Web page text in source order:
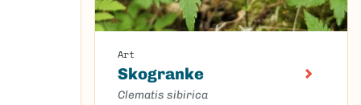
Art
Skogranke
Clematis sibirica